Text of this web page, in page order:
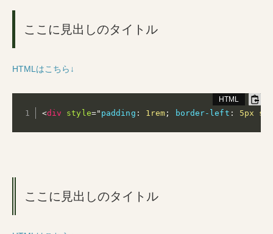
ここに見出しのタイトル
HTMLはこちら↓
<div style=" padding : 1rem ; border-left : 5px
ここに見出しのタイトル